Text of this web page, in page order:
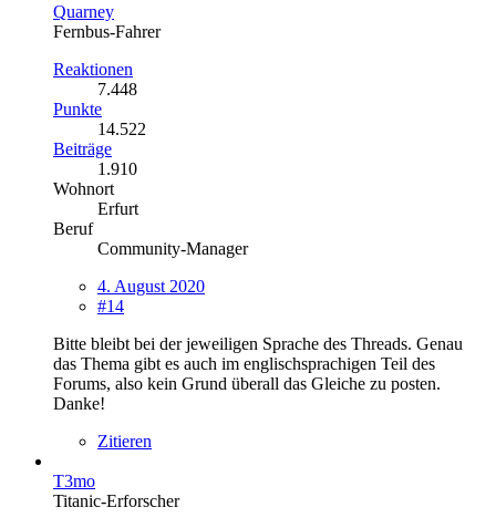
Quarney
Fernbus-Fahrer
Reaktionen
7.448
Punkte
14.522
Beiträge
1.910
Wohnort
Erfurt
Beruf
Community-Manager
4. August 2020
#14
Bitte bleibt bei der jeweiligen Sprache des Threads. Genau
das Thema gibt es auch im englischsprachigen Teil des
Forums, also kein Grund überall das Gleiche zu posten.
Danke!
Zitieren
T3mo
Titanic-Erforscher